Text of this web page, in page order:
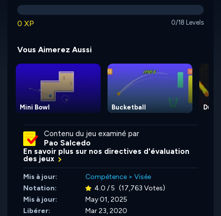
0 XP 0/18 Levels
Vous Aimerez Aussi
Mini Bowl Bucketball
Contenu du jeu examiné par
Pao Salcedo
En savoir plus sur nos directives d'évaluation
des jeux
Mis à jour: Compétence > Visée
Notation:
4.0 / 5 (17,763 Votes)
Mis à jour:
May 01, 2025
Libérer:
Mar 23, 2020